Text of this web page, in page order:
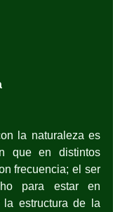
la naturaleza es
que en distintos
frecuencia; el ser
para estar en
estructura de la